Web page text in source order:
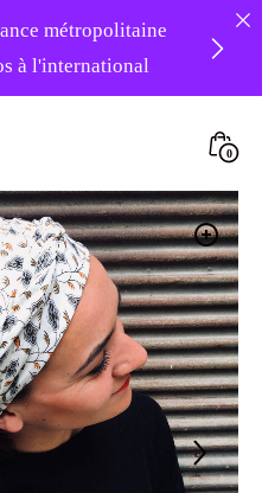
métropolitaine
à l'international
0